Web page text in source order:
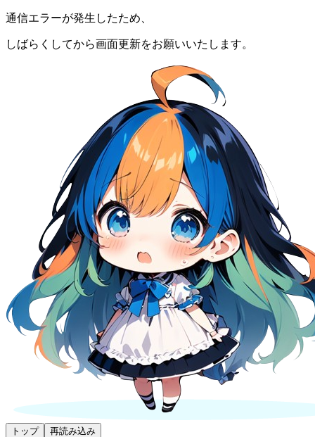
通信エラーが発生したため、
しばらくしてから画面更新をお願いいたします。
トップ 再読み込み